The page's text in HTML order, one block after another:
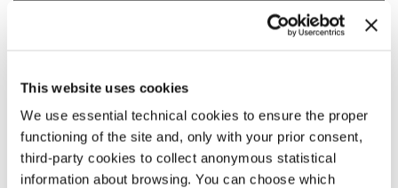
This website uses cookies
We use essential technical cookies to ensure the proper
functioning of the site and, only with your prior consent,
third-party cookies to collect anonymous statistical
information about browsing. You can choose which